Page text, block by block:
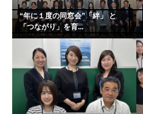
“年に１度の同窓会”「絆」 と
「つながり」を育...